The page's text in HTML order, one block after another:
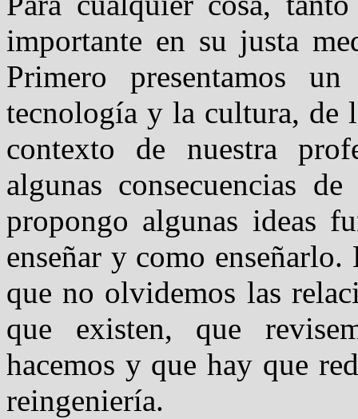
importante en su justa
Primero presentamos
tecnología y la cultura, de
contexto de nuestra
algunas consecuencias
propongo algunas ideas
enseñar y como enseñarlo.
que no olvidemos las
que existen, que
hacemos y que hay que
reingeniería.